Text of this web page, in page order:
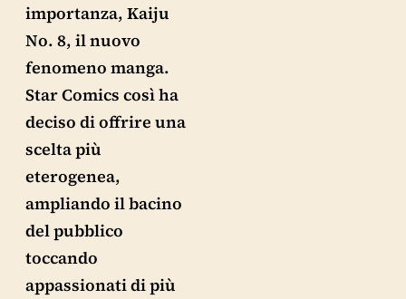
importanza, Kaiju
No. 8, il nuovo
fenomeno manga.
Star Comics così ha
deciso di offrire una
scelta più
eterogenea,
ampliando il bacino
del pubblico
toccando
appassionati di più